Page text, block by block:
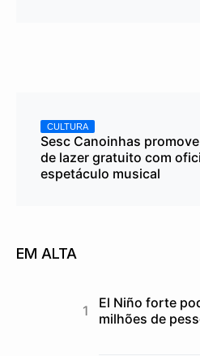
CULTURA
Sesc Canoinhas
de lazer gratuito com
espetáculo musical
EM ALTA
El Niño forte
milhões de